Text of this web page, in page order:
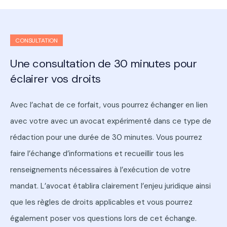
CONSULTATION
Une consultation de 30 minutes pour
éclairer vos droits
Avec l’achat de ce forfait, vous pourrez échanger en lien
avec votre avec un avocat expérimenté dans ce type de
rédaction pour une durée de 30 minutes. Vous pourrez
faire l’échange d’informations et recueillir tous les
renseignements nécessaires à l’exécution de votre
mandat. L’avocat établira clairement l’enjeu juridique ainsi
que les règles de droits applicables et vous pourrez
également poser vos questions lors de cet échange.